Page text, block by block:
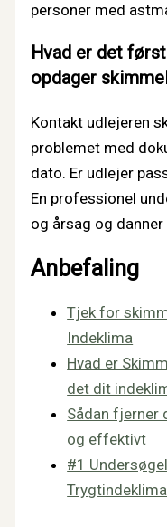
personer med
Hvad er det
opdager
Kontakt udlejeren
problemet med
dato. Er udlejer
En professionel
og årsag og
Anbefaling
Tjek for
Indeklima
Hvad er
det dit
Sådan fjerner
og effektivt
#1